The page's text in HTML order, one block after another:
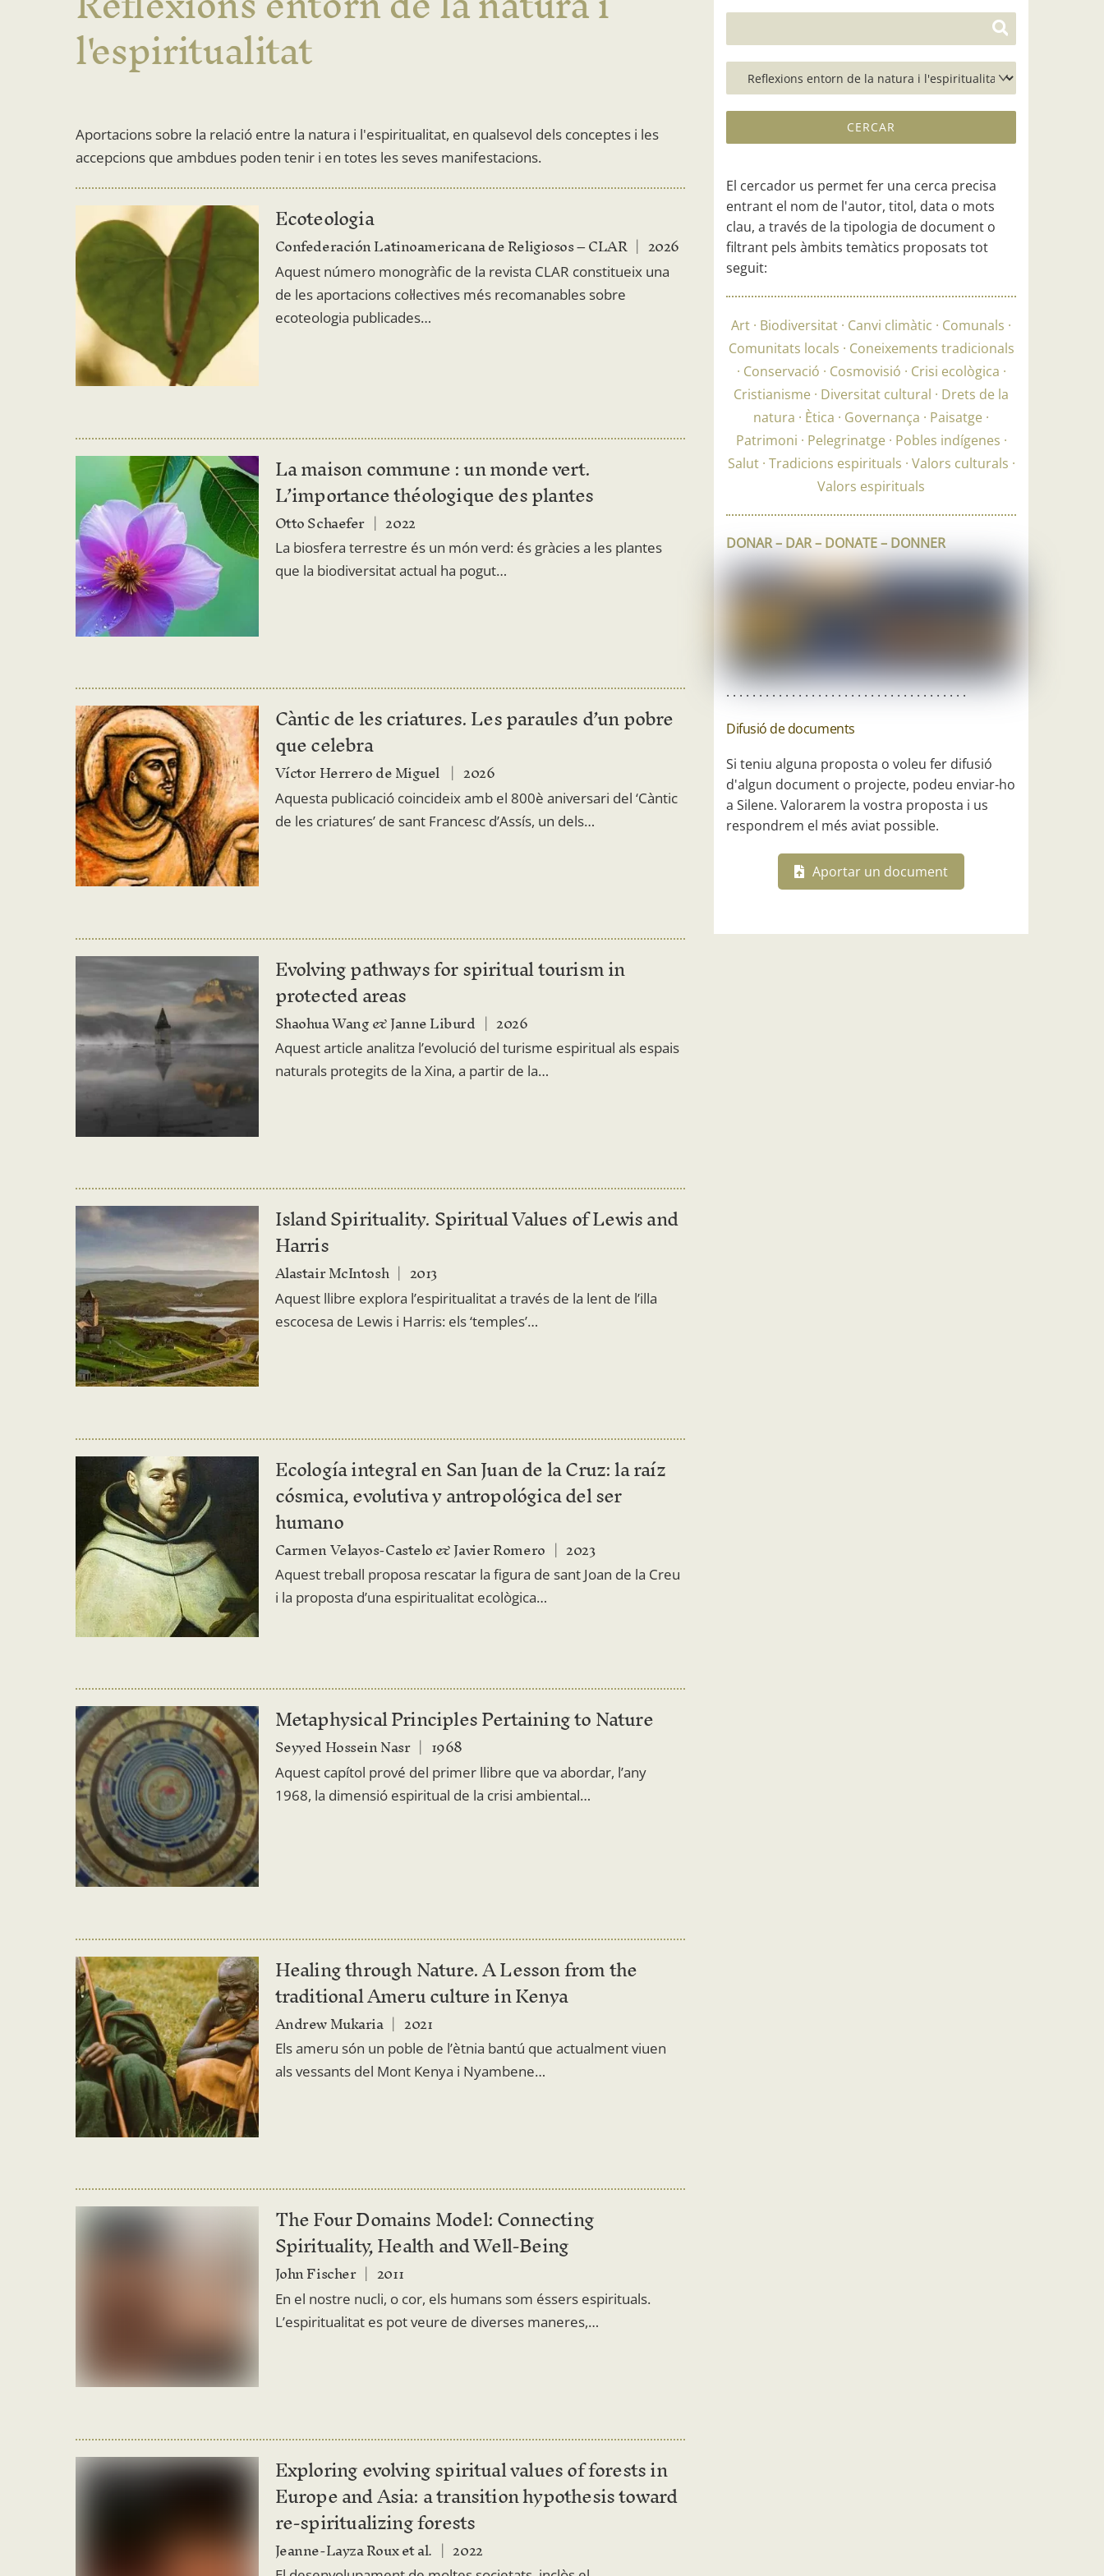
l'espiritualitat
Aportacions sobre la relació entre la natura i l'espiritualitat, en qualsevol dels conceptes i les
accepcions que ambdues poden tenir i en totes les seves manifestacions.
Ecoteologia
Confederación Latinoamericana de Religiosos – CLAR 2026
Aquest número monogràfic de la revista CLAR constitueix una
de les aportacions col·lectives més recomanables sobre
ecoteologia publicades…
La maison commune : un monde vert.
L’importance théologique des plantes
Otto Schaefer 2022
La biosfera terrestre és un món verd: és gràcies a les plantes
que la biodiversitat actual ha pogut…
Càntic de les criatures. Les paraules d’un pobre
que celebra
Víctor Herrero de Miguel 2026
Aquesta publicació coincideix amb el 800è aniversari del ‘Càntic
de les criatures’ de sant Francesc d’Assís, un dels…
Evolving pathways for spiritual tourism in
protected areas
Shaohua Wang & Janne Liburd 2026
Aquest article analitza l’evolució del turisme espiritual als espais
naturals protegits de la Xina, a partir de la…
Island Spirituality. Spiritual Values of Lewis and
Harris
Alastair McIntosh 2013
Aquest llibre explora l’espiritualitat a través de la lent de l’illa
escocesa de Lewis i Harris: els ‘temples’…
Ecología integral en San Juan de la Cruz: la raíz
cósmica, evolutiva y antropológica del ser
humano
Carmen Velayos-Castelo & Javier Romero 2023
Aquest treball proposa rescatar la figura de sant Joan de la Creu
i la proposta d’una espiritualitat ecològica…
Metaphysical Principles Pertaining to Nature
Seyyed Hossein Nasr 1968
Aquest capítol prové del primer llibre que va abordar, l’any
1968, la dimensió espiritual de la crisi ambiental…
Healing through Nature. A Lesson from the
traditional Ameru culture in Kenya
Andrew Mukaria 2021
Els ameru són un poble de l’ètnia bantú que actualment viuen
als vessants del Mont Kenya i Nyambene…
The Four Domains Model: Connecting
Spirituality, Health and Well-Being
John Fischer 2011
En el nostre nucli, o cor, els humans som éssers espirituals.
L’espiritualitat es pot veure de diverses maneres,…
Exploring evolving spiritual values of forests in
Europe and Asia: a transition hypothesis toward
re-spiritualizing forests
Jeanne-Layza Roux et al. 2022
El cercador us permet fer una cerca precisa
entrant el nom de l'autor, titol, data o mots
clau, a través de la tipologia de document o
filtrant pels àmbits temàtics proposats tot
seguit:
Art Biodiversitat Canvi climàtic
Comunals
Comunitats locals
Coneixements tradicionals
Conservació
Cosmovisió
Crisi ecològica
Cristianisme
Diversitat cultural
Drets de la
natura
Ètica Governança
Paisatge
Patrimoni
Pelegrinatge
Pobles indígenes
Salut Tradicions espirituals Valors culturals
Valors espirituals
DONAR – DAR – DONATE – DONNER
. . . . . . . . . . . . . . . . . . . . . . . . . . . . . . . . . . . . .
Difusió de documents
Si teniu alguna proposta o voleu fer difusió
d'algun document o projecte, podeu enviar-ho
a Silene. Valorarem la vostra proposta i us
respondrem el més aviat possible.
Aportar un document